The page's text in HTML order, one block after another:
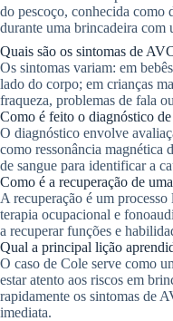
do pescoço, conhecida como
durante uma brincadeira com
Quais são os sintomas de
Os sintomas variam: em
lado do corpo; em crianças
fraqueza, problemas de fala
Como é feito o diagnóstico
O diagnóstico envolve
como ressonância magnética
de sangue para identificar a
Como é a recuperação de
A recuperação é um
terapia ocupacional e
a recuperar funções e
Qual a principal lição
O caso de Cole serve como
estar atento aos riscos em
rapidamente os sintomas de
imediata.